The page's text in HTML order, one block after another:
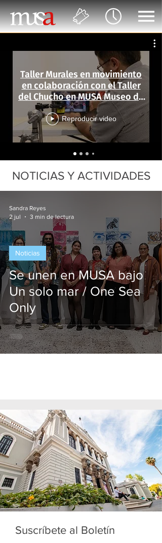
Taller Murales en movimiento
en colaboración con el Taller
del Chucho en MUSA Museo de
las Artes
Reproducir video
NOTICIAS Y ACTIVIDADES
Se unen en MUSA bajo
Un solo mar / One Sea
Only
Noticias
Sandra Reyes
2 jul
3 min de lectura
Suscríbete al Boletín